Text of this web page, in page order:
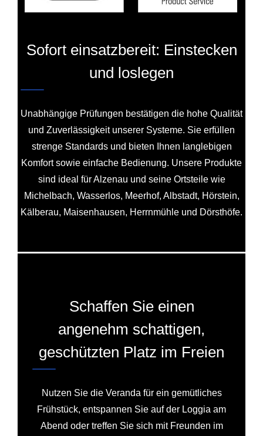
Sofort einsatzbereit: Einstecken
und loslegen
Unabhängige Prüfungen bestätigen die hohe Qualität
und Zuverlässigkeit unserer Systeme. Sie erfüllen
strenge Standards und bieten Ihnen langlebigen
Komfort sowie einfache Bedienung. Unsere Produkte
sind ideal für Alzenau und seine Ortsteile wie
Michelbach, Wasserlos, Meerhof, Albstadt, Hörstein,
Kälberau, Maisenhausen, Herrnmühle und Dörsthöfe.
Schaffen Sie einen
angenehm schattigen,
geschützten Platz im Freien
Nutzen Sie die Veranda für ein gemütliches
Frühstück, entspannen Sie auf der Loggia am
Abend oder treffen Sie sich mit Freunden im